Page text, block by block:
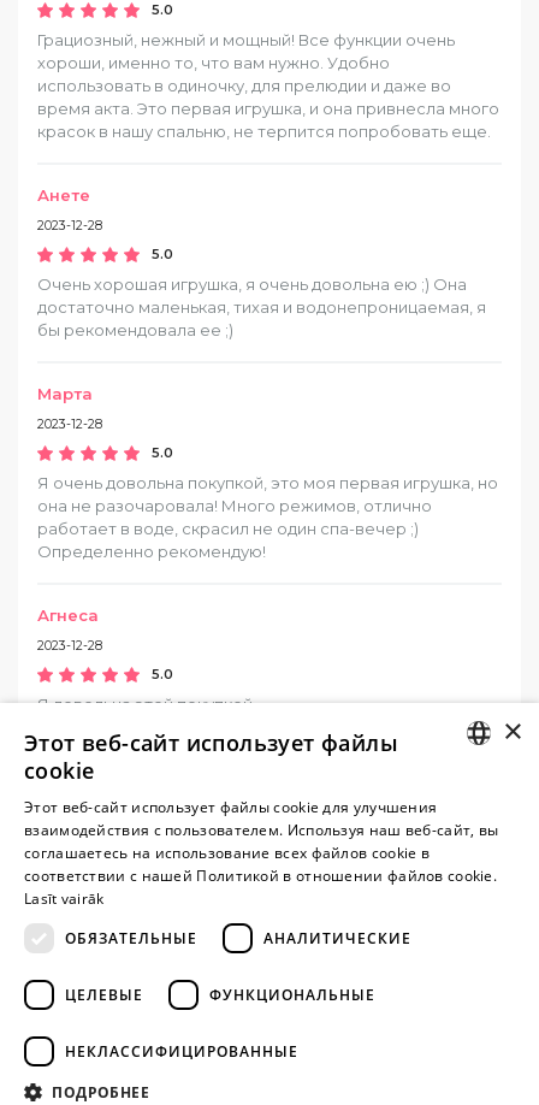
5.0
Грациозный, нежный и мощный! Все функции очень
хороши, именно то, что вам нужно. Удобно
использовать в одиночку, для прелюдии и даже во
время акта. Это первая игрушка, и она привнесла много
красок в нашу спальню, не терпится попробовать еще.
Анете
2023-12-28
5.0
Очень хорошая игрушка, я очень довольна ею ;) Она
достаточно маленькая, тихая и водонепроницаемая, я
бы рекомендовала ее ;)
Марта
2023-12-28
5.0
Я очень довольна покупкой, это моя первая игрушка, но
она не разочаровала! Много режимов, отлично
работает в воде, скрасил не один спа-вечер ;)
Определенно рекомендую!
Агнеса
2023-12-28
5.0
Я довольна этой покупкой
Ева
2023-12-28
5.0
Я была довольна
Внимание! Yesyes.lv содержит откровенную сексуальную
информацию и изо.
RUSSIAN
×
Этот веб-сайт использует файлы
cookie
Этот веб-сайт использует файлы cookie для улучшения
взаимодействия с пользователем. Используя наш веб-сайт, вы
соглашаетесь на использование всех файлов cookie в
соответствии с нашей Политикой в ​​отношении файлов cookie.
Lasīt vairāk
ОБЯЗАТЕЛЬНЫЕ
АНАЛИТИЧЕСКИЕ
ЦЕЛЕВЫЕ ФУНКЦИОНАЛЬНЫЕ
НЕКЛАССИФИЦИРОВАННЫЕ
ПОДРОБНЕЕ